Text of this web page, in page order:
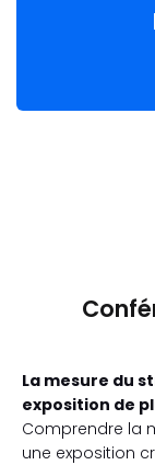
La mesure du
exposition de
Comprendre la
une exposition